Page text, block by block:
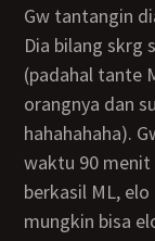
Gw tantangin
Dia bilang skrg si tante lagi telpon temennya dikamar
(padahal tante
orangnya dan
hahahahaha).
waktu 90 menit
berkasil ML,
mungkin bisa